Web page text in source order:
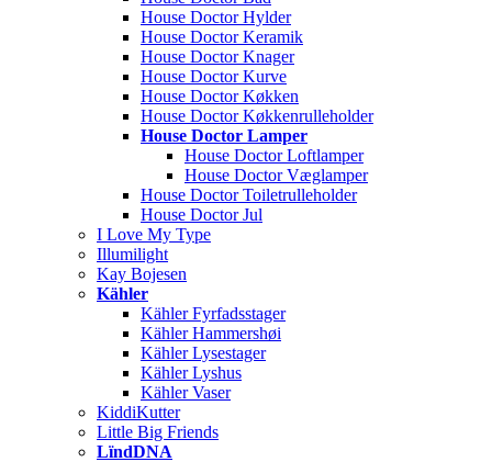
House Doctor Hylder
House Doctor Keramik
House Doctor Knager
House Doctor Kurve
House Doctor Køkken
House Doctor Køkkenrulleholder
House Doctor Lamper
House Doctor Loftlamper
House Doctor Væglamper
House Doctor Toiletrulleholder
House Doctor Jul
I Love My Type
Illumilight
Kay Bojesen
Kähler
Kähler Fyrfadsstager
Kähler Hammershøi
Kähler Lysestager
Kähler Lyshus
Kähler Vaser
KiddiKutter
Little Big Friends
LïndDNA